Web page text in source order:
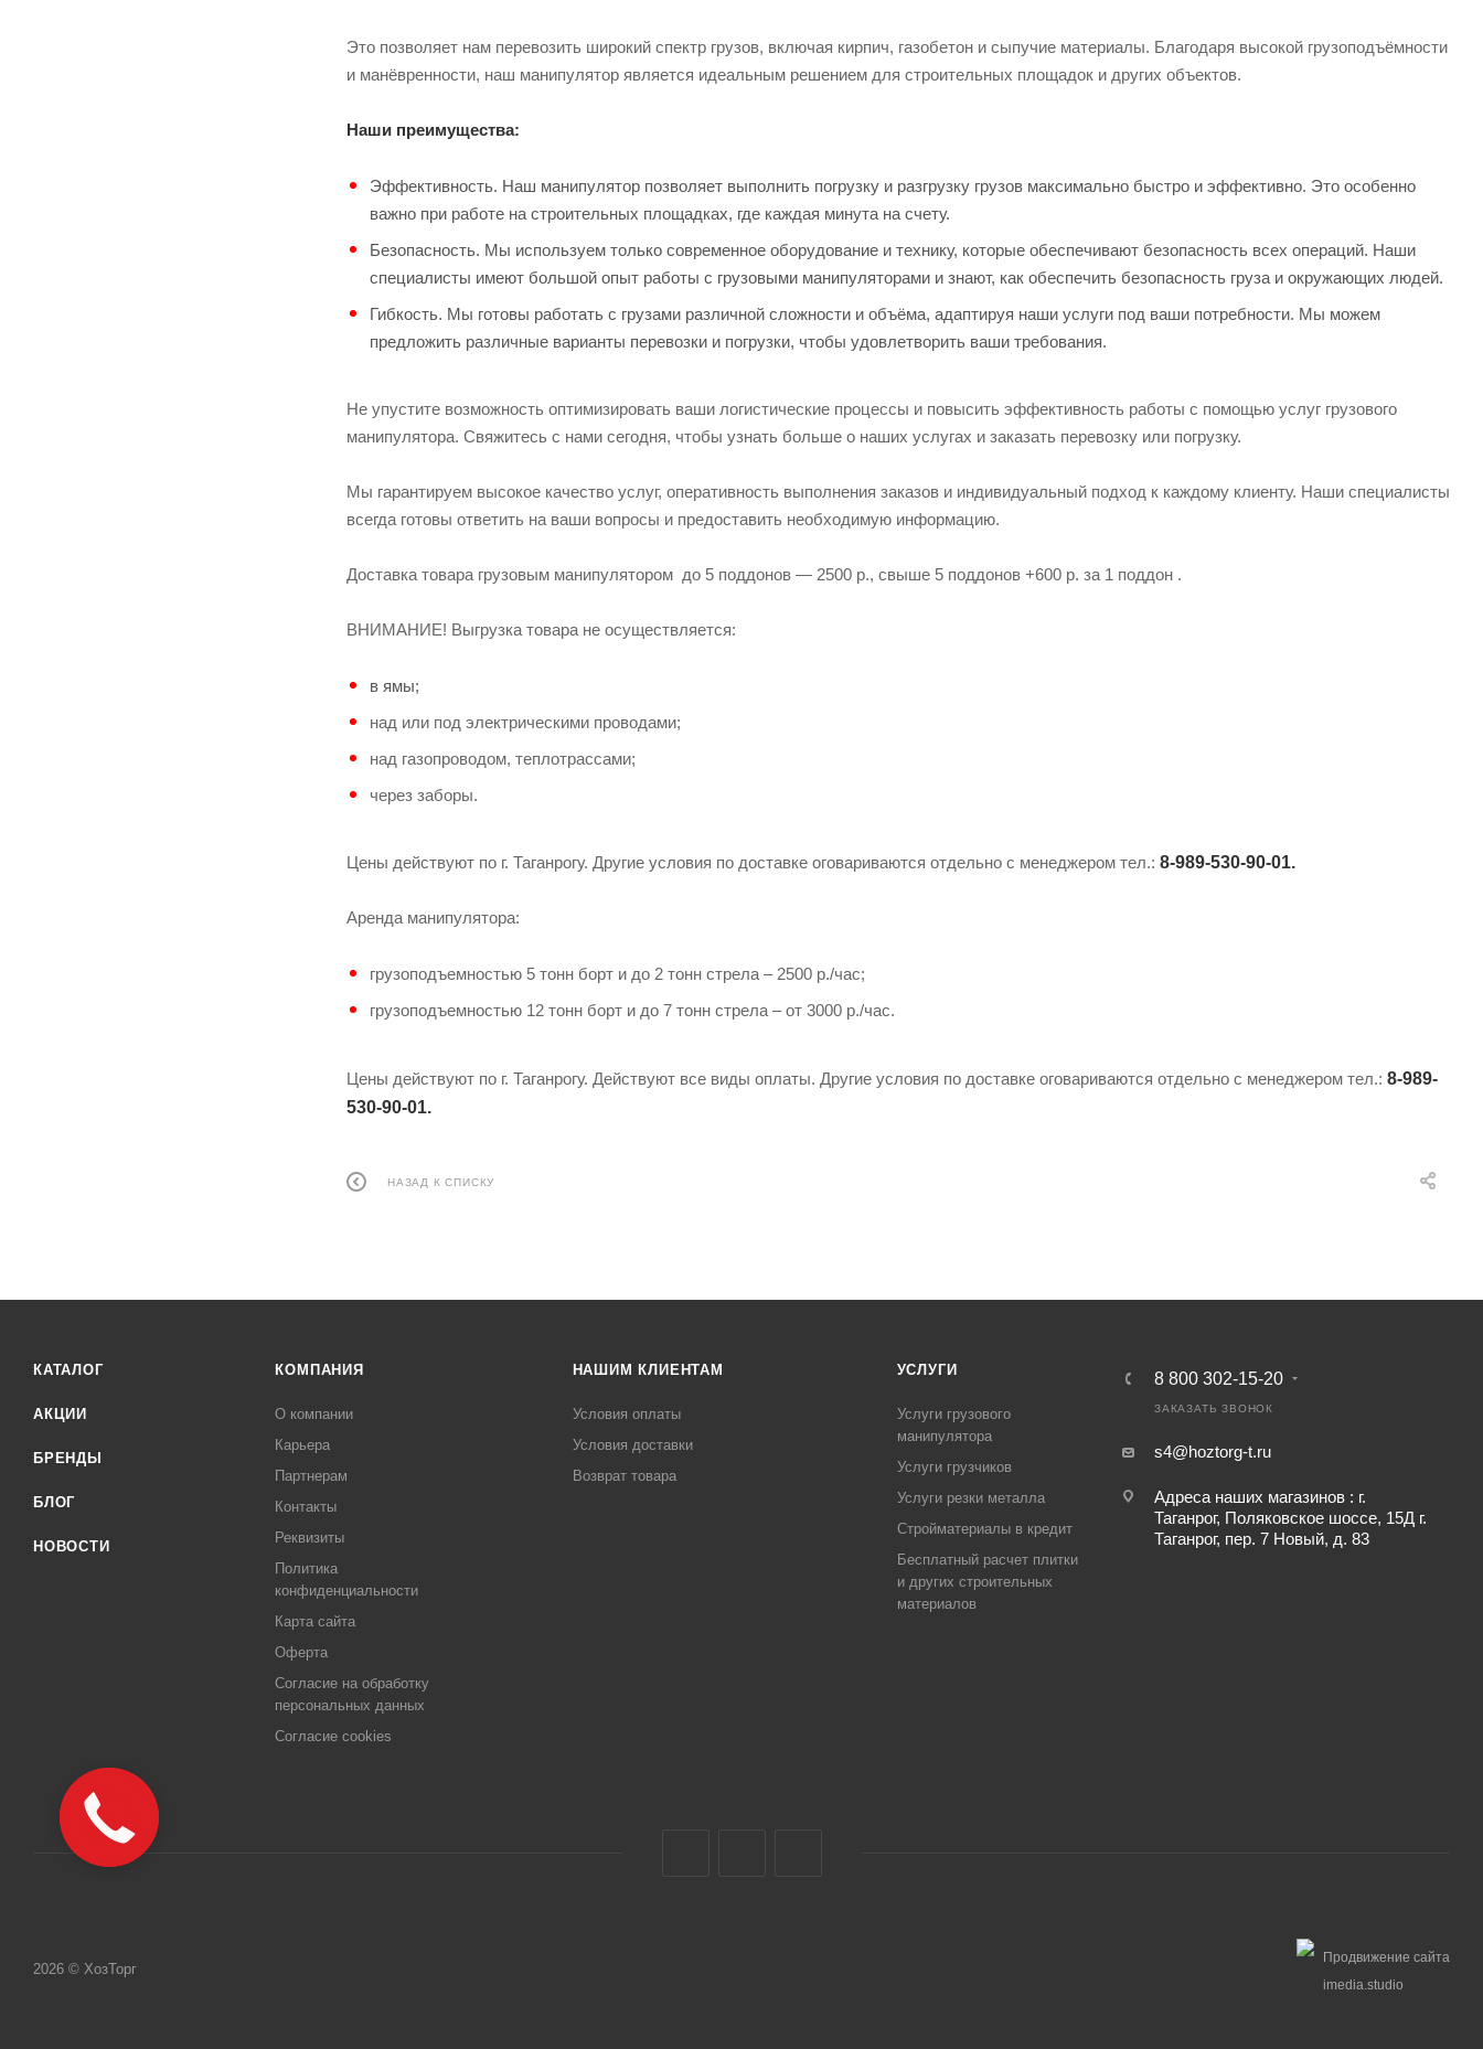
Это позволяет нам перевозить широкий спектр грузов, включая кирпич, газобетон и сыпучие материалы. Благодаря высокой грузоподъёмности
и манёвренности, наш манипулятор является идеальным решением для строительных площадок и других объектов.
Наши преимущества:
Эффективность. Наш манипулятор позволяет выполнить погрузку и разгрузку грузов максимально быстро и эффективно. Это особенно
важно при работе на строительных площадках, где каждая минута на счету.
Безопасность. Мы используем только современное оборудование и технику, которые обеспечивают безопасность всех операций. Наши
специалисты имеют большой опыт работы с грузовыми манипуляторами и знают, как обеспечить безопасность груза и окружающих людей.
Гибкость. Мы готовы работать с грузами различной сложности и объёма, адаптируя наши услуги под ваши потребности. Мы можем
предложить различные варианты перевозки и погрузки, чтобы удовлетворить ваши требования.
Не упустите возможность оптимизировать ваши логистические процессы и повысить эффективность работы с помощью услуг грузового
манипулятора. Свяжитесь с нами сегодня, чтобы узнать больше о наших услугах и заказать перевозку или погрузку.
Мы гарантируем высокое качество услуг, оперативность выполнения заказов и индивидуальный подход к каждому клиенту. Наши специалисты
всегда готовы ответить на ваши вопросы и предоставить необходимую информацию.
Доставка товара грузовым манипулятором до 5 поддонов — 2500 р., свыше 5 поддонов +600 р. за 1 поддон .
ВНИМАНИЕ! Выгрузка товара не осуществляется:
в ямы;
над или под электрическими проводами;
над газопроводом, теплотрассами;
через заборы.
Цены действуют по г. Таганрогу. Другие условия по доставке оговариваются отдельно с менеджером тел.: 8-989-530-90-01.
Аренда манипулятора:
грузоподъемностью 5 тонн борт и до 2 тонн стрела – 2500 р./час;
грузоподъемностью 12 тонн борт и до 7 тонн стрела – от 3000 р./час.
Цены действуют по г. Таганрогу. Действуют все виды оплаты. Другие условия по доставке оговариваются отдельно с менеджером тел.: 8-989-
530-90-01.
НАЗАД К СПИСКУ
КАТАЛОГ
АКЦИИ
БРЕНДЫ
БЛОГ
НОВОСТИ
КОМПАНИЯ
О компании
Карьера
Партнерам
Контакты
Реквизиты
Политика
конфиденциальности
Карта сайта
Оферта
Согласие на обработку
персональных данных
Согласие cookies
НАШИМ КЛИЕНТАМ
Условия оплаты
Условия доставки
Возврат товара
УСЛУГИ
Услуги грузового
манипулятора
Услуги грузчиков
Услуги резки металла
Стройматериалы в кредит
Бесплатный расчет плитки
и других строительных
материалов
8 800 302-15-20
ЗАКАЗАТЬ ЗВОНОК
s4@hoztorg-t.ru
Адреса наших магазинов : г.
Таганрог, Поляковское шоссе, 15Д г.
Таганрог, пер. 7 Новый, д. 83
2026 © ХозТорг
Продвижение сайта
imedia.studio